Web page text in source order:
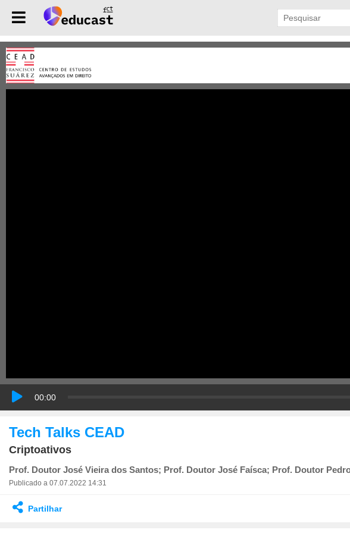
00:00
Tech Talks CEAD
Criptoativos
Prof. Doutor José Vieira dos Santos; Prof. Doutor José Faísca; Prof. Doutor
Publicado a 07.07.2022 14:31
Partilhar